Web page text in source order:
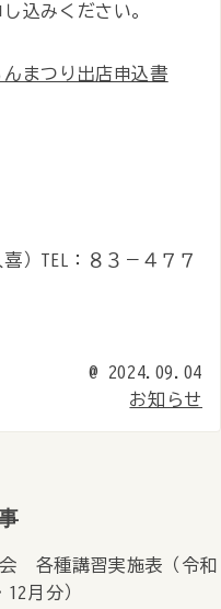
込みください。
まつり出店申込書
）TEL：８３－４７７
@ 2024.09.04
お知らせ
各種講習実施表（令和
月分）